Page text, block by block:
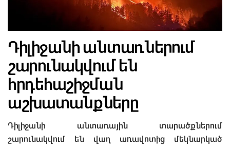
Դիլիջանի անտառներում
շարունակվում են
հրդեհաշիջման
աշխատանքները
Դիլիջանի անտառային տարածքներում
շարունակվում են վաղ առավոտից մեկնարկած